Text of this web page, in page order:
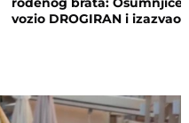
vozio DROGIRAN i izazvao